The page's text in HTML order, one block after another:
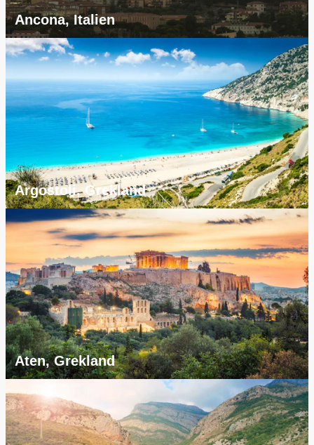
Ancona, Italien
Argostoli, Grekland
Aten, Grekland